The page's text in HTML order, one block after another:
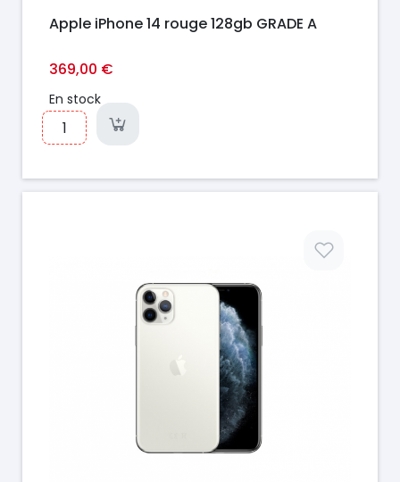
Apple iPhone 14 rouge 128gb GRADE A
369,00 €
En stock